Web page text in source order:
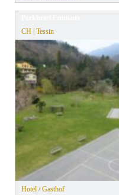
CH | Tessin
Hotel / Gasthof